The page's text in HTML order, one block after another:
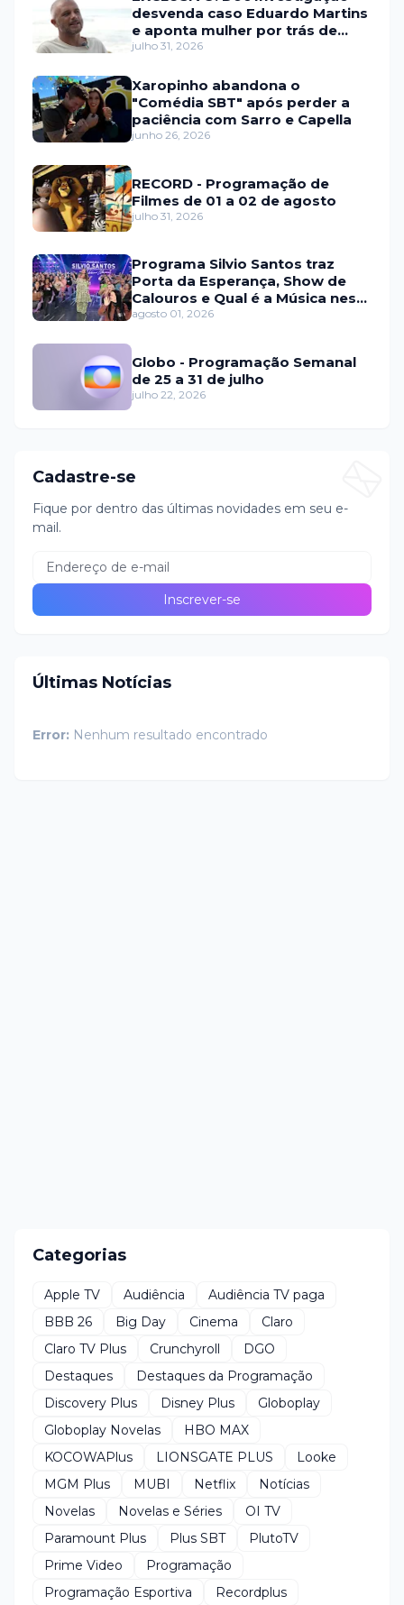
desvenda caso Eduardo Martins
e aponta mulher por trás de
fraude internacional
julho 31, 2026
Xaropinho abandona o
"Comédia SBT" após perder a
paciência com Sarro e Capella
junho 26, 2026
RECORD - Programação de
Filmes de 01 a 02 de agosto
julho 31, 2026
Programa Silvio Santos traz
Porta da Esperança, Show de
Calouros e Qual é a Música neste
domingo (2)
agosto 01, 2026
Globo - Programação Semanal
de 25 a 31 de julho
julho 22, 2026
Cadastre-se
Fique por dentro das últimas novidades em seu e-
mail.
Últimas Notícias
Error: Nenhum resultado encontrado
Categorias
Apple TV Audiência
Audiência TV paga
BBB 26
Big Day Cinema
Claro
Claro TV Plus
Crunchyroll
DGO
Destaques
Destaques da Programação
Discovery Plus
Disney Plus
Globoplay
Globoplay Novelas
HBO MAX
KOCOWAPlus
LIONSGATE PLUS
Looke
MGM Plus
MUBI Netflix
Notícias
Novelas
Novelas e Séries
OI TV
Paramount Plus
Plus SBT
PlutoTV
Prime Video
Programação
Programação Esportiva
Recordplus